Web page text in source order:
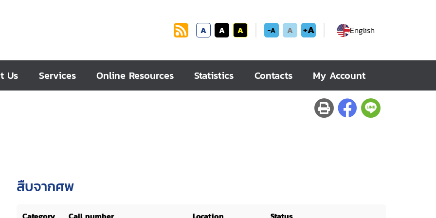
A A A -A A +A English
Us Services Online Resources Statistics Contacts My Account
สืบจากศพ